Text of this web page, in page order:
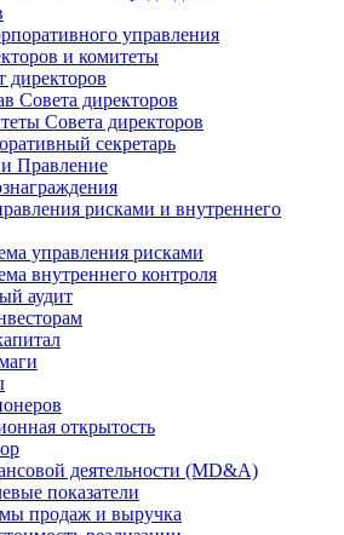
управления
и комитеты
директоров
Совета директоров
Совета директоров
секретарь
Правление
рисками и внутреннего
управления рисками
внутреннего контроля
аудит
открытость
деятельности (MD&A)
показатели
продаж и выручка